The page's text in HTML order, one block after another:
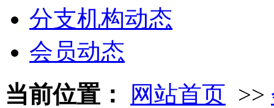
分支机构动态
会员动态
当前位置：
网站首页 >>